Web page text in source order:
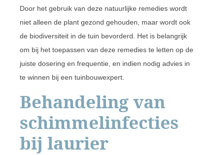
Door het gebruik van deze natuurlijke remedies wordt
niet alleen de plant gezond gehouden, maar wordt ook
de biodiversiteit in de tuin bevorderd. Het is belangrijk
om bij het toepassen van deze remedies te letten op de
juiste dosering en frequentie, en indien nodig advies in
te winnen bij een tuinbouwexpert.
Behandeling van
schimmelinfecties
bij laurier